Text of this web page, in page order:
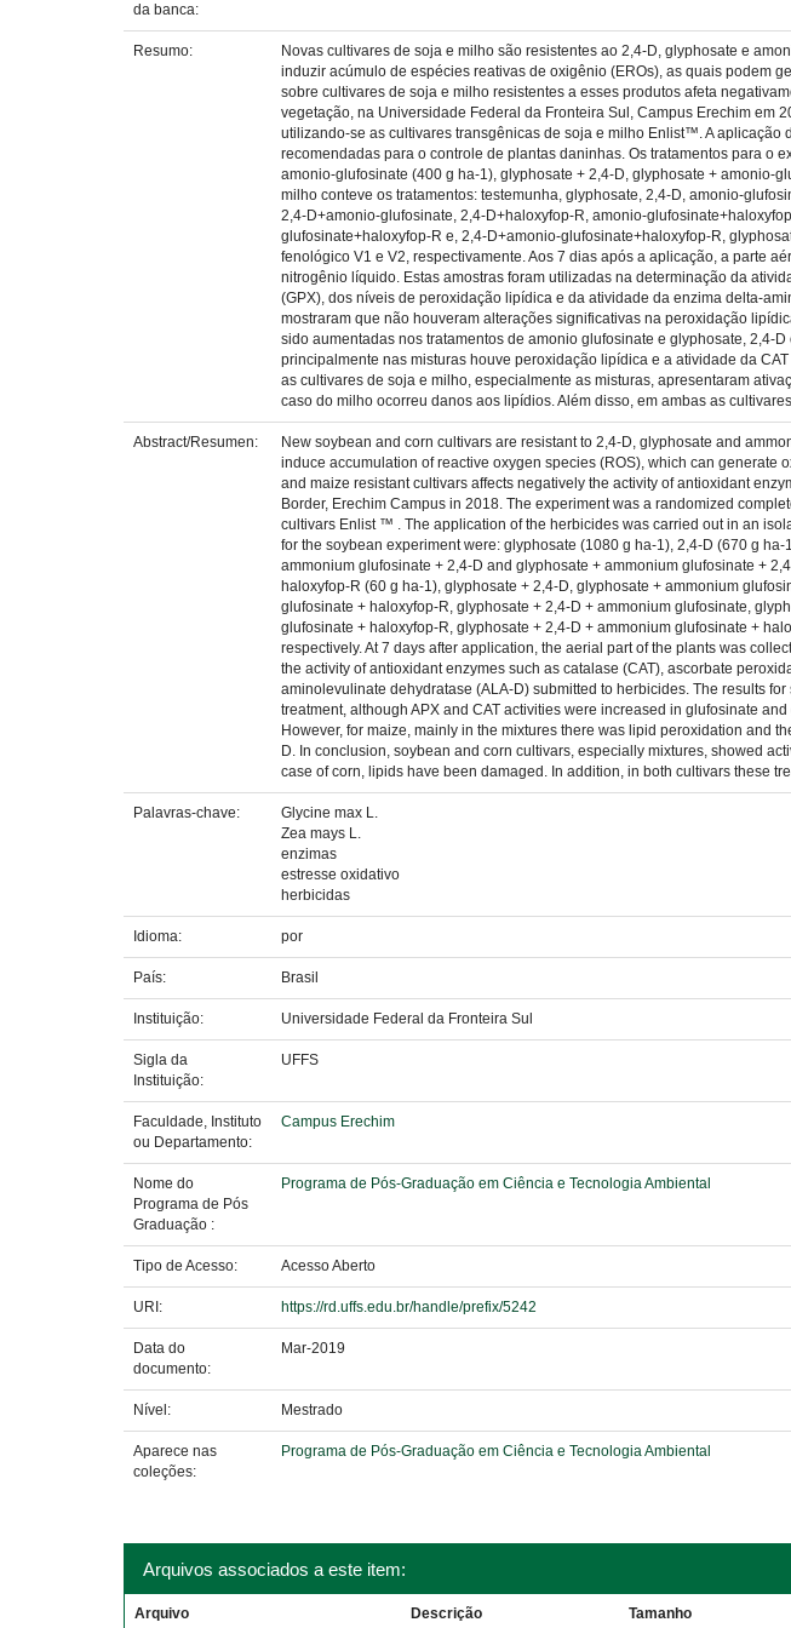
da banca:
Resumo:
Novas cultivares de soja e milho são resistentes ao 2,4-D, glyphosate e
induzir acúmulo de espécies reativas de oxigênio (EROs), as quais podem
sobre cultivares de soja e milho resistentes a esses produtos afeta
vegetação, na Universidade Federal da Fronteira Sul, Campus Erechim em
utilizando-se as cultivares transgênicas de soja e milho Enlist™. A
recomendadas para o controle de plantas daninhas. Os tratamentos para o
amonio-glufosinate (400 g ha-1), glyphosate + 2,4-D, glyphosate + amonio-
milho conteve os tratamentos: testemunha, glyphosate, 2,4-D, amonio-
2,4-D+amonio-glufosinate, 2,4-D+haloxyfop-R, amonio-
glufosinate+haloxyfop-R e, 2,4-D+amonio-glufosinate+haloxyfop-R,
fenológico V1 e V2, respectivamente. Aos 7 dias após a aplicação, a parte
nitrogênio líquido. Estas amostras foram utilizadas na determinação da
(GPX), dos níveis de peroxidação lipídica e da atividade da enzima delta-
mostraram que não houveram alterações significativas na peroxidação
sido aumentadas nos tratamentos de amonio glufosinate e glyphosate, 2,4-
principalmente nas misturas houve peroxidação lipídica e a atividade da
as cultivares de soja e milho, especialmente as misturas, apresentaram
caso do milho ocorreu danos aos lipídios. Além disso, em ambas as
Abstract/Resumen:
New soybean and corn cultivars are resistant to 2,4-D, glyphosate and
induce accumulation of reactive oxygen species (ROS), which can
and maize resistant cultivars affects negatively the activity of antioxidant
Border, Erechim Campus in 2018. The experiment was a randomized
cultivars Enlist ™ . The application of the herbicides was carried out in an
for the soybean experiment were: glyphosate (1080 g ha-1), 2,4-D (670 g
ammonium glufosinate + 2,4-D and glyphosate + ammonium glufosinate +
haloxyfop-R (60 g ha-1), glyphosate + 2,4-D, glyphosate + ammonium
glufosinate + haloxyfop-R, glyphosate + 2,4-D + ammonium glufosinate,
glufosinate + haloxyfop-R, glyphosate + 2,4-D + ammonium glufosinate +
respectively. At 7 days after application, the aerial part of the plants was
the activity of antioxidant enzymes such as catalase (CAT), ascorbate
aminolevulinate dehydratase (ALA-D) submitted to herbicides. The results
treatment, although APX and CAT activities were increased in glufosinate
However, for maize, mainly in the mixtures there was lipid peroxidation and
D. In conclusion, soybean and corn cultivars, especially mixtures, showed
case of corn, lipids have been damaged. In addition, in both cultivars these
Palavras-chave:
Glycine max L.
Zea mays L.
enzimas
estresse oxidativo
herbicidas
Idioma: por
País: Brasil
Instituição: Universidade Federal da Fronteira Sul
Sigla da
Instituição:
UFFS
Faculdade, Instituto
ou Departamento:
Campus Erechim
Nome do
Programa de Pós
Graduação :
Programa de Pós-Graduação em Ciência e Tecnologia Ambiental
Tipo de Acesso: Acesso Aberto
URI: https://rd.uffs.edu.br/handle/prefix/5242
Data do
documento:
Mar-2019
Nível: Mestrado
Aparece nas
coleções:
Programa de Pós-Graduação em Ciência e Tecnologia Ambiental
Arquivos associados a este item:
Arquivo Descrição Tamanho